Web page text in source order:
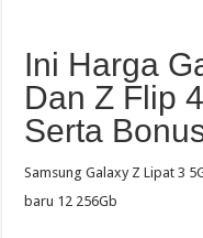
Ini Harga
Dan Z Flip
Serta
Samsung Galaxy Z Lipat 3
baru 12 256Gb